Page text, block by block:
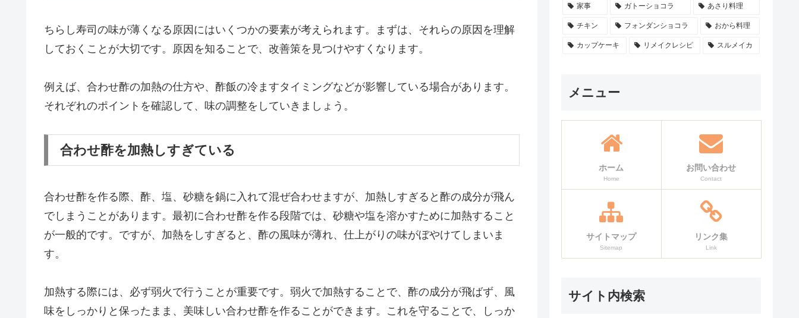
ちらし寿司の味が薄くなる原因にはいくつかの要素が考えられます。まずは、それらの原因を理解
しておくことが大切です。原因を知ることで、改善策を見つけやすくなります。
例えば、合わせ酢の加熱の仕方や、酢飯の冷ますタイミングなどが影響している場合があります。
それぞれのポイントを確認して、味の調整をしていきましょう。
合わせ酢を加熱しすぎている
合わせ酢を作る際、酢、塩、砂糖を鍋に入れて混ぜ合わせますが、加熱しすぎると酢の成分が飛ん
でしまうことがあります。最初に合わせ酢を作る段階では、砂糖や塩を溶かすために加熱すること
が一般的です。ですが、加熱をしすぎると、酢の風味が薄れ、仕上がりの味がぼやけてしまいま
す。
加熱する際には、必ず弱火で行うことが重要です。弱火で加熱することで、酢の成分が飛ばず、風
味をしっかりと保ったまま、美味しい合わせ酢を作ることができます。これを守ることで、しっか
家事 ガトーショコラ あさり料理
チキン フォンダンショコラ おから料理
カップケーキ リメイクレシピ スルメイカ
メニュー
ホーム
Home
お問い合わせ
Contact
サイトマップ
Sitemap
リンク集
Link
サイト内検索